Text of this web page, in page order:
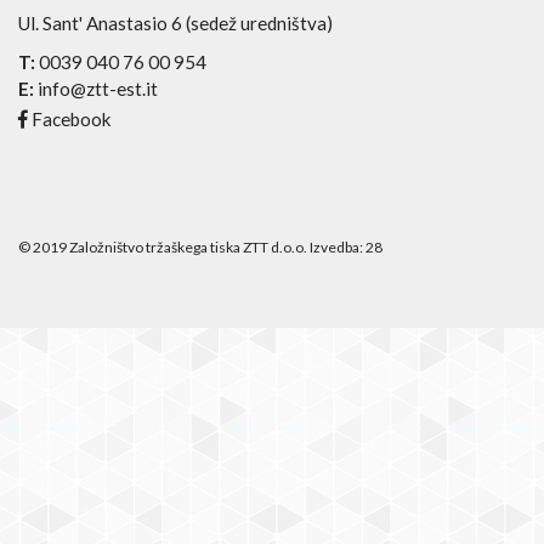
Ul. Sant' Anastasio 6 (sedež uredništva)
T: 0039 040 76 00 954
E: info@ztt-est.it
Facebook
© 2019 Založništvo tržaškega tiska ZTT d.o.o. Izvedba:28